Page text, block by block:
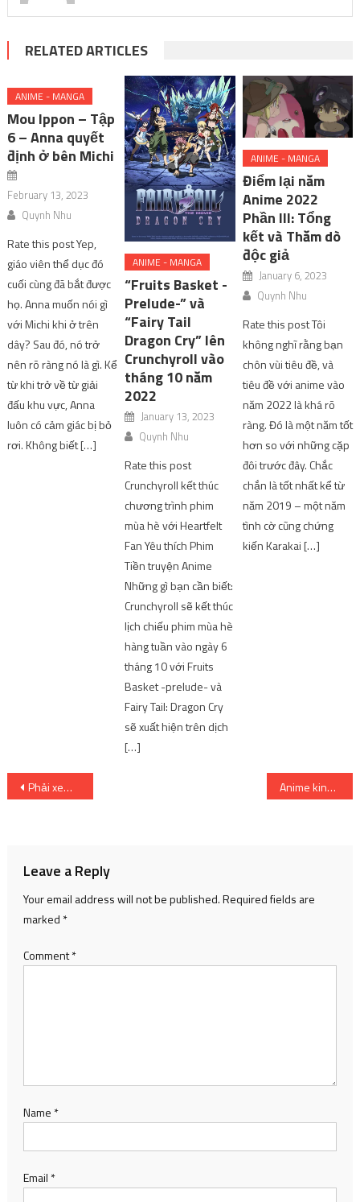
RELATED ARTICLES
ANIME - MANGA
Mou Ippon – Tập
6 – Anna quyết
định ở bên Michi
February 13, 2023
Quynh Nhu
Rate this post Yep,
giáo viên thể dục đó
cuối cùng đã bắt được
họ. Anna muốn nói gì
với Michi khi ở trên
dây? Sau đó, nó trở
nên rõ ràng nó là gì. Kể
từ khi trở về từ giải
đấu khu vực, Anna
luôn có cảm giác bị bỏ
rơi. Không biết […]
ANIME - MANGA
“Fruits Basket -
Prelude-” và
“Fairy Tail
Dragon Cry” lên
Crunchyroll vào
tháng 10 năm
2022
January 13, 2023
Quynh Nhu
Rate this post
Crunchyroll kết thúc
chương trình phim
mùa hè với Heartfelt
Fan Yêu thích Phim
Tiền truyện Anime
Những gì bạn cần biết:
Crunchyroll sẽ kết thúc
lịch chiếu phim mùa hè
hàng tuần vào ngày 6
tháng 10 với Fruits
Basket -prelude- và
Fairy Tail: Dragon Cry
sẽ xuất hiện trên dịch
[…]
ANIME - MANGA
Điểm lại năm
Anime 2022
Phần III: Tổng
kết và Thăm dò
độc giả
January 6, 2023
Quynh Nhu
Rate this post Tôi
không nghĩ rằng bạn
chôn vùi tiêu đề, và
tiêu đề với anime vào
năm 2022 là khá rõ
ràng. Đó là một năm tốt
hơn so với những cặp
đôi trước đây. Chắc
chắn là tốt nhất kể từ
năm 2019 – một năm
tình cờ cũng chứng
kiến Karakai […]
Post
Phải xem phim hoạt hình kinh điển dựa trên văn học Anime kinh dị được đề xuất: Boogiepop wa Warawanai (Boogiepop Phantom)
Leave a Reply
Your email address will not be published.Required fields are
marked *
Comment*
Name *
Email *